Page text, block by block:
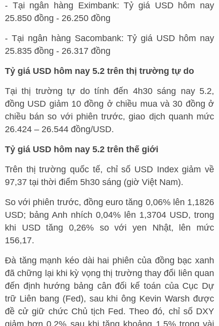
- Tại ngân hàng Eximbank: Tỷ giá USD hôm nay
25.850 đồng - 26.250 đồng
- Tại ngân hàng Sacombank: Tỷ giá USD hôm nay
25.835 đồng - 26.317 đồng
Tỷ giá USD hôm nay 5.2 trên thị trường tự do
Tại thị trường tự do tính đến 4h30 sáng nay 5.2,
đồng USD giảm 10 đồng ở chiều mua và 30 đồng ở
chiều bán so với phiên trước, giao dịch quanh mức
26.424 – 26.544 đồng/USD.
Tỷ giá USD hôm nay 5.2 trên thế giới
Trên thị trường quốc tế, chỉ số USD Index giảm về
97,37 tại thời điểm 5h30 sáng (giờ Việt Nam).
So với phiên trước, đồng euro tăng 0,06% lên 1,1826
USD; bảng Anh nhích 0,04% lên 1,3704 USD, trong
khi USD tăng 0,26% so với yen Nhật, lên mức
156,17.
Đà tăng mạnh kéo dài hai phiên của đồng bạc xanh
đã chững lại khi kỳ vọng thị trường thay đổi liên quan
đến định hướng bảng cân đối kế toán của Cục Dự
trữ Liên bang (Fed), sau khi ông Kevin Warsh được
đề cử giữ chức Chủ tịch Fed. Theo đó, chỉ số DXY